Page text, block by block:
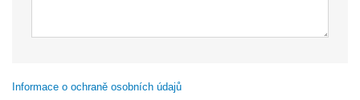
Informace o ochraně osobních údajů